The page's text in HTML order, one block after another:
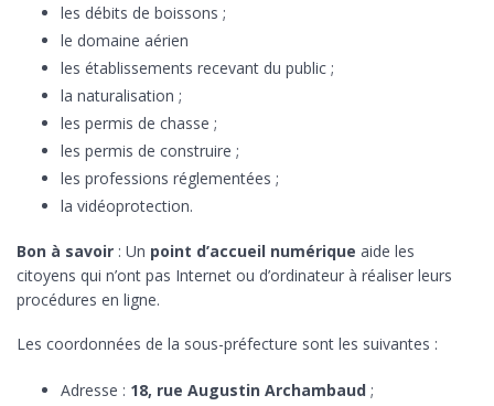
les débits de boissons ;
le domaine aérien
les établissements recevant du public ;
la naturalisation ;
les permis de chasse ;
les permis de construire ;
les professions réglementées ;
la vidéoprotection.
Bon à savoir : Un point d’accueil numérique aide les
citoyens qui n’ont pas Internet ou d’ordinateur à réaliser leurs
procédures en ligne.
Les coordonnées de la sous-préfecture sont les suivantes :
Adresse : 18, rue Augustin Archambaud ;